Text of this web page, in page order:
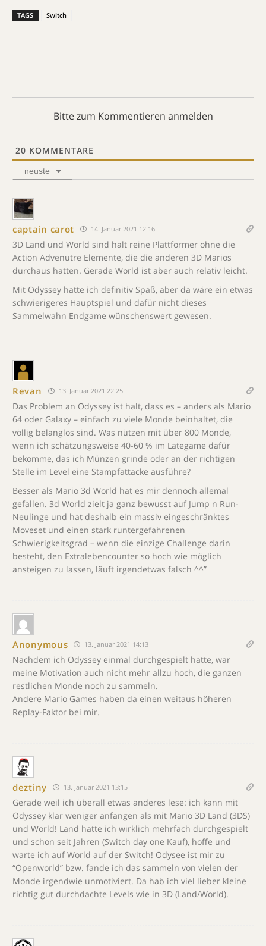
TAGS Switch
Bitte zum Kommentieren anmelden
20 KOMMENTARE
neuste
captain carot 14. Januar 2021 12:16
3D Land und World sind halt reine Plattformer ohne die
Action Advenutre Elemente, die die anderen 3D Marios
durchaus hatten. Gerade World ist aber auch relativ leicht.
Mit Odyssey hatte ich definitiv Spaß, aber da wäre ein etwas
schwierigeres Hauptspiel und dafür nicht dieses
Sammelwahn Endgame wünschenswert gewesen.
Revan 13. Januar 2021 22:25
Das Problem an Odyssey ist halt, dass es – anders als Mario
64 oder Galaxy – einfach zu viele Monde beinhaltet, die
völlig belanglos sind. Was nützen mit über 800 Monde,
wenn ich schätzungsweise 40-60 % im Lategame dafür
bekomme, das ich Münzen grinde oder an der richtigen
Stelle im Level eine Stampfattacke ausführe?
Besser als Mario 3d World hat es mir dennoch allemal
gefallen. 3d World zielt ja ganz bewusst auf Jump n Run-
Neulinge und hat deshalb ein massiv eingeschränktes
Moveset und einen stark runtergefahrenen
Schwierigkeitsgrad – wenn die einzige Challenge darin
besteht, den Extralebencounter so hoch wie möglich
ansteigen zu lassen, läuft irgendetwas falsch ^^”
Anonymous 13. Januar 2021 14:13
Nachdem ich Odyssey einmal durchgespielt hatte, war
meine Motivation auch nicht mehr allzu hoch, die ganzen
restlichen Monde noch zu sammeln.
Andere Mario Games haben da einen weitaus höheren
Replay-Faktor bei mir.
deztiny 13. Januar 2021 13:15
Gerade weil ich überall etwas anderes lese: ich kann mit
Odyssey klar weniger anfangen als mit Mario 3D Land (3DS)
und World! Land hatte ich wirklich mehrfach durchgespielt
und schon seit Jahren (Switch day one Kauf), hoffe und
warte ich auf World auf der Switch! Odysee ist mir zu
“Openworld” bzw. fande ich das sammeln von vielen der
Monde irgendwie unmotiviert. Da hab ich viel lieber kleine
richtig gut durchdachte Levels wie in 3D (Land/World).